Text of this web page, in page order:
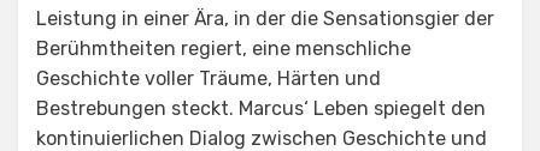
Leistung in einer Ära, in der die Sensationsgier der
Berühmtheiten regiert, eine menschliche
Geschichte voller Träume, Härten und
Bestrebungen steckt. Marcus‘ Leben spiegelt den
kontinuierlichen Dialog zwischen Geschichte und